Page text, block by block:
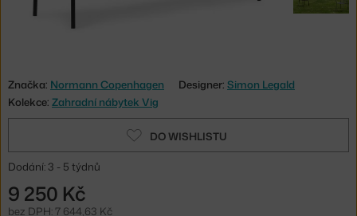
Značka: Normann Copenhagen Designer: Simon Legald
Kolekce: Zahradní nábytek Vig
DO WISHLISTU
Dodání: 3 - 5 týdnů
9 250 Kč
bez DPH: 7 644,63 Kč